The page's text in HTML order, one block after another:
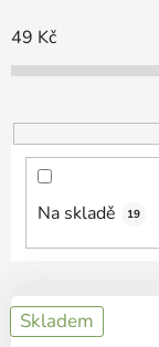
í
p
o
d
49 Kč
Na skladě 19
V
ýSkladem